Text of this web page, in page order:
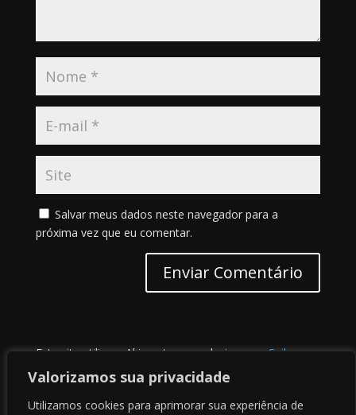
Valorizamos sua privacidade
Utilizamos cookies para aprimorar sua experiência de
Salvar meus dados neste navegador para a
próxima vez que eu comentar.
Este site utiliza o Akismet para reduzir spam.Saiba
como seus dados em comentários são processados